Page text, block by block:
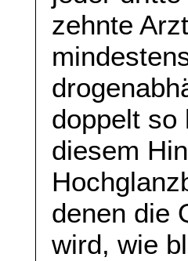
zehnte
doppelt so
diesem
denen die
wird, wie